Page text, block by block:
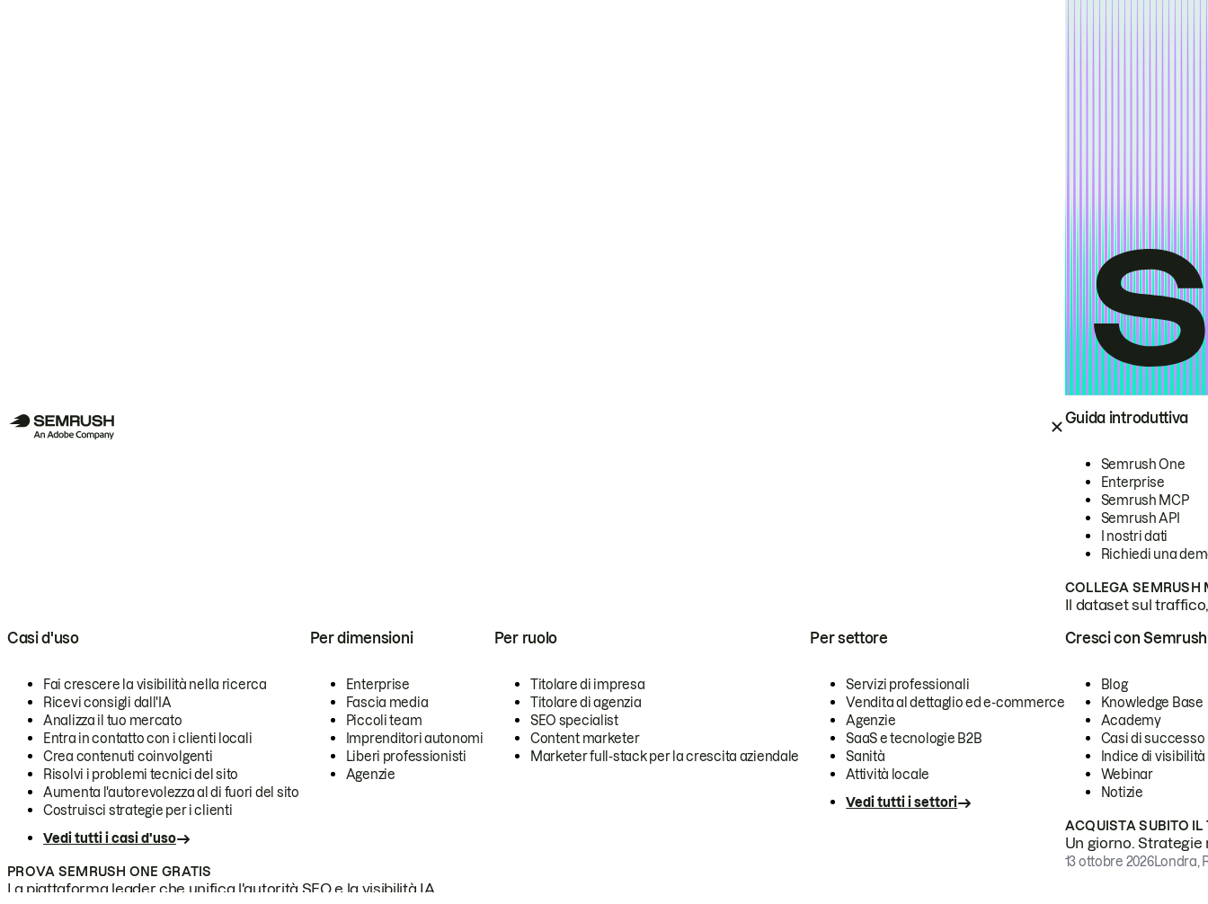
Guida introduttiva
Semrush One
Enterprise
Semrush MCP
Semrush API
I nostri dati
Richiedi una
COLLEGA SEMRUSH
Il dataset sul
Casi d'uso
Fai crescere la visibilità nella ricerca
Ricevi consigli dall'IA
Analizza il tuo mercato
Entra in contatto con i clienti locali
Crea contenuti coinvolgenti
Risolvi i problemi tecnici del sito
Aumenta l'autorevolezza al di fuori del sito
Costruisci strategie per i clienti
Vedi tutti i casi d'uso
Per dimensioni
Enterprise
Fascia media
Piccoli team
Imprenditori autonomi
Liberi professionisti
Agenzie
Per ruolo
Titolare di impresa
Titolare di agenzia
SEO specialist
Content marketer
Marketer full-stack per la crescita aziendale
Per settore
Servizi professionali
Vendita al dettaglio ed e-commerce
Agenzie
SaaS e tecnologie B2B
Sanità
Attività locale
Vedi tutti i settori
PROVA SEMRUSH ONE GRATIS
La piattaforma leader che unifica l'autorità SEO e la visibilità IA.
Cresci con Semrush
Blog
Knowledge Base
Academy
Casi di successo
Indice di visibilità
Webinar
Notizie
ACQUISTA SUBITO IL
Un giorno.
13 ottobre 2026Londra,